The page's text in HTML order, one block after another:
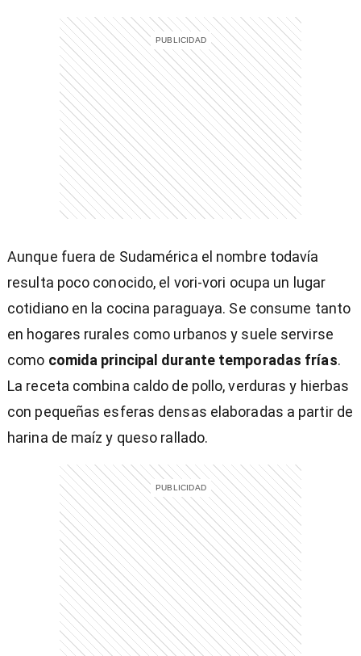
Aunque fuera de Sudamérica el nombre todavía
resulta poco conocido, el vori-vori ocupa un lugar
cotidiano en la cocina paraguaya. Se consume tanto
en hogares rurales como urbanos y suele servirse
como comida principal durante temporadas frías.
La receta combina caldo de pollo, verduras y hierbas
con pequeñas esferas densas elaboradas a partir de
harina de maíz y queso rallado.